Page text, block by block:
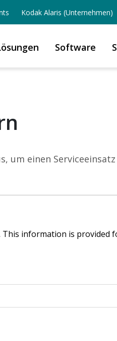
Kodak Alaris (Unternehmen)
Software
um einen
information is